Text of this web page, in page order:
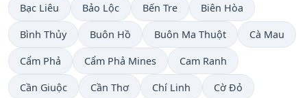
Bạc Liêu Bảo Lộc Bến Tre Biên Hòa
Bình Thủy Buôn Hồ Buôn Ma Thuột Cà Mau
Cẩm Phả Cẩm Phả Mines Cam Ranh
Cần Giuộc Cần Thơ Chí Linh Cờ Đỏ